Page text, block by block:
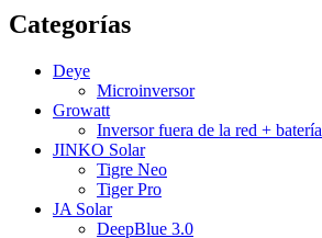
Categorías
Deye
Microinversor
Growatt
Inversor fuera de la red + batería
JINKO Solar
Tigre Neo
Tiger Pro
JA Solar
DeepBlue 3.0